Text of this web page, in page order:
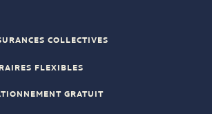
COLLECTIVES
FLEXIBLES
GRATUIT